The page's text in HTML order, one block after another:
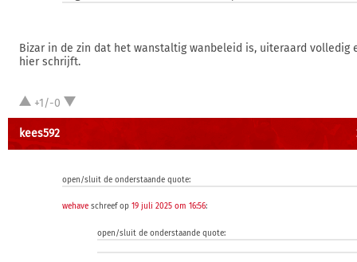
Bizar in de zin dat het wanstaltig wanbeleid is, uiteraard volledig
hier schrijft.
+1/-0
kees592
open/sluit de onderstaande quote:
wehave schreef op19 juli 2025 om 16:56:
open/sluit de onderstaande quote: